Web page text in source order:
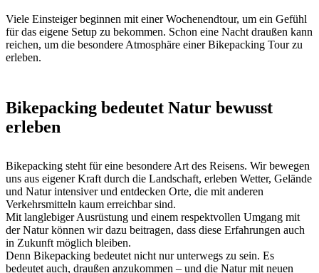
Viele Einsteiger beginnen mit einer Wochenendtour, um ein Gefühl
für das eigene Setup zu bekommen. Schon eine Nacht draußen kann
reichen, um die besondere Atmosphäre einer Bikepacking Tour zu
erleben.
Bikepacking bedeutet Natur bewusst
erleben
Bikepacking steht für eine besondere Art des Reisens. Wir bewegen
uns aus eigener Kraft durch die Landschaft, erleben Wetter, Gelände
und Natur intensiver und entdecken Orte, die mit anderen
Verkehrsmitteln kaum erreichbar sind.
Mit langlebiger Ausrüstung und einem respektvollen Umgang mit
der Natur können wir dazu beitragen, dass diese Erfahrungen auch
in Zukunft möglich bleiben.
Denn Bikepacking bedeutet nicht nur unterwegs zu sein. Es
bedeutet auch, draußen anzukommen – und die Natur mit neuen